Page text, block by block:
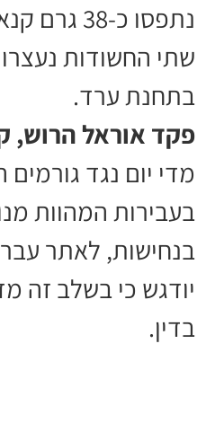
נתפסו כ-38 גרם קנאביס.
שתי החשודות
בתחנת ערד.
פקד אוראל הרוש,
מדי יום נגד
בעבירות המהוות
בנחישות, לאתר
יודגש כי בשלב זה
בדין.